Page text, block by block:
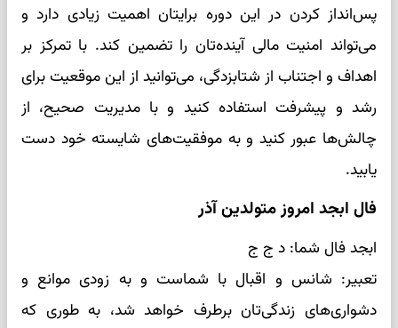
پس‌انداز کردن در این دوره برایتان اهمیت زیادی دارد و
می‌تواند امنیت مالی آینده‌تان را تضمین کند. با تمرکز بر
اهداف و اجتناب از شتابزدگی، می‌توانید از این موقعیت برای
رشد و پیشرفت استفاده کنید و با مدیریت صحیح، از
چالش‌ها عبور کنید و به موفقیت‌های شایسته خود دست
یابید.
فال ابجد امروز متولدین آذر
ابجد فال شما: د ج ج
تعبیر: شانس و اقبال با شماست و به زودی موانع و
دشواری‌های زندگی‌تان برطرف خواهد شد، به طوری که